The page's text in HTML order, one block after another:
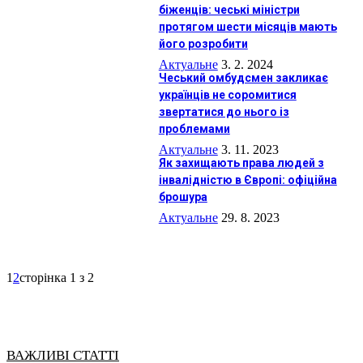
біженців: чеські міністри
протягом шести місяців мають
його розробити
Актуальне 3. 2. 2024
Чеський омбудсмен закликає
українців не соромитися
звертатися до нього із
проблемами
Актуальне 3. 11. 2023
Як захищають права людей з
інвалідністю в Європі: офіційна
брошура
Актуальне 29. 8. 2023
1 2сторінка 1 з 2
ВАЖЛИВІ СТАТТІ